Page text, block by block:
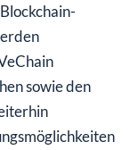
sowie den